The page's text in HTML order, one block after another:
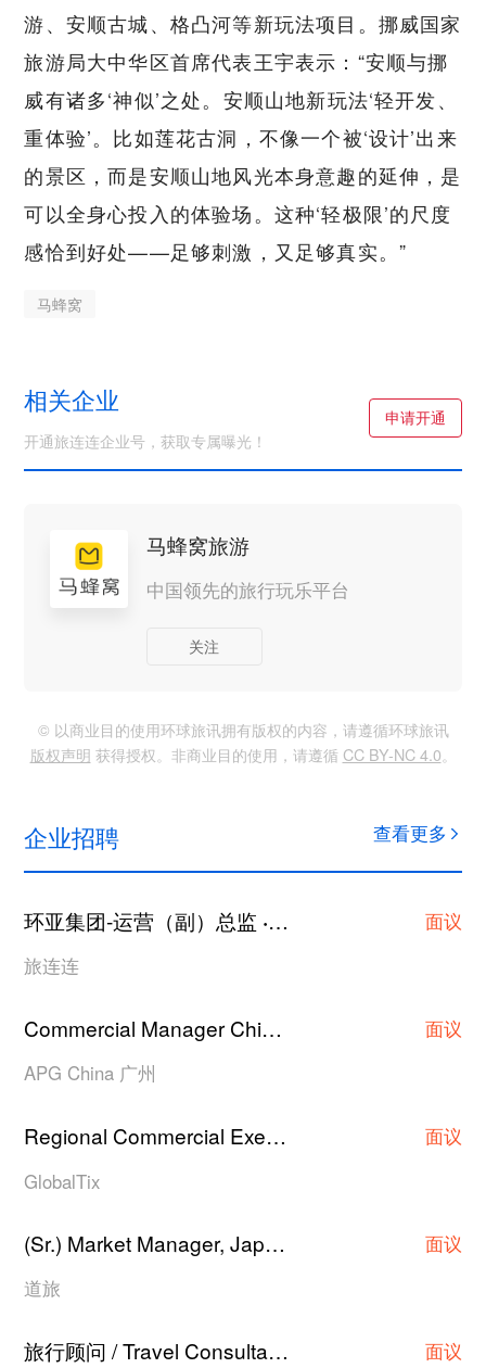
游、安顺古城、格凸河等新玩法项目。挪威国家
旅游局大中华区首席代表王宇表示：“安顺与挪
威有诸多‘神似’之处。安顺山地新玩法‘轻开发、
重体验’。比如莲花古洞，不像一个被‘设计’出来
的景区，而是安顺山地风光本身意趣的延伸，是
可以全身心投入的体验场。这种‘轻极限’的尺度
感恰到好处——足够刺激，又足够真实。”
马蜂窝
相关企业
开通旅连连企业号，获取专属曝光！
申请开通
马蜂窝旅游
中国领先的旅行玩乐平台
关注
© 以商业目的使用环球旅讯拥有版权的内容，请遵循环球旅讯
版权声明 获得授权。非商业目的使用，请遵循 CC BY-NC 4.0。
企业招聘 查看更多
环亚集团-运营（副）总监 · 上海
面议
旅连连
Commercial Manager China
面议
APG China 广州
Regional Commercial Executive/Asst Manager/Manager
面议
GlobalTix
(Sr.) Market Manager, Japan Hotel Contracting ·
面议
道旅
旅行顾问 / Travel Consultant·
面议